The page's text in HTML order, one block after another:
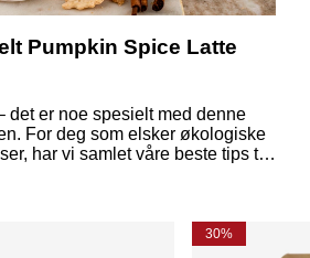
Pumpkin Spice Latte
det er noe spesielt med denne
For deg som elsker økologiske
har vi samlet våre beste tips til
la oss dykke ned i denne deilige
30%